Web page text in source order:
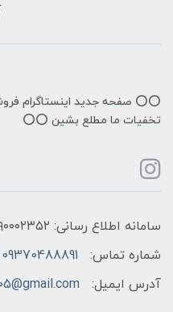
⭕️⭕️ صفحه جدید اینستاگرام
تخفیات ما مطلع بشین ⭕️⭕️
سامانه اطلاع رسانی: ۹۰۰۰۲۳۵۲
شماره تماس:
09370488891 (تایم: 12 الی ۱۸)
آدرس ایمیل: